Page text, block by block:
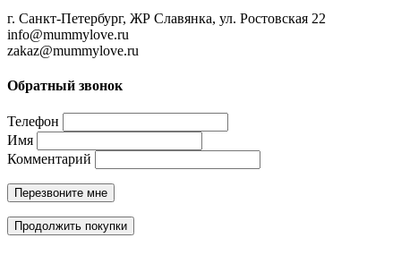
г. Санкт-Петербург, ЖР Славянка, ул. Ростовская 22
info@mummylove.ru
zakaz@mummylove.ru
Обратный звонок
Телефон
Имя
Комментарий
Перезвоните мне
Продолжить покупки